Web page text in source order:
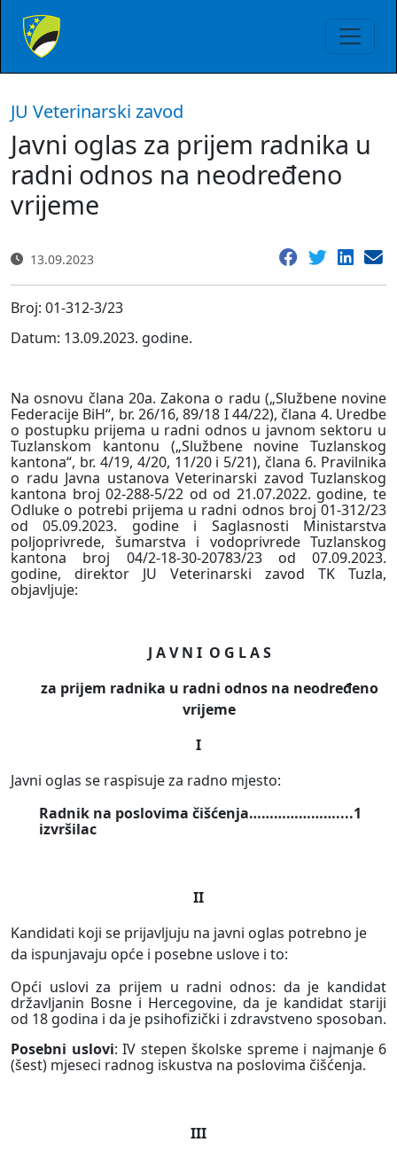
JU Veterinarski zavod
Javni oglas za prijem radnika u
radni odnos na neodređeno
vrijeme
13.09.2023
Broj: 01-312-3/23
Datum: 13.09.2023. godine.
Na osnovu člana 20a. Zakona o radu („Službene novine
Federacije BiH“, br. 26/16, 89/18 I 44/22), člana 4. Uredbe
o postupku prijema u radni odnos u javnom sektoru u
Tuzlanskom kantonu („Službene novine Tuzlanskog
kantona“, br. 4/19, 4/20, 11/20 i 5/21), člana 6. Pravilnika
o radu Javna ustanova Veterinarski zavod Tuzlanskog
kantona broj 02-288-5/22 od od 21.07.2022. godine, te
Odluke o potrebi prijema u radni odnos broj 01-312/23
od 05.09.2023. godine i Saglasnosti Ministarstva
poljoprivrede, šumarstva i vodoprivrede Tuzlanskog
kantona broj 04/2-18-30-20783/23 od 07.09.2023.
godine, direktor JU Veterinarski zavod TK Tuzla,
objavljuje:
J A V N I O G L A S
za prijem radnika u radni odnos na neodređeno
vrijeme
I
Javni oglas se raspisuje za radno mjesto:
Radnik na poslovima čišćenja…………………....1
izvršilac
II
Kandidati koji se prijavljuju na javni oglas potrebno je
da ispunjavaju opće i posebne uslove i to:
Opći uslovi za prijem u radni odnos: da je kandidat
državljanin Bosne i Hercegovine, da je kandidat stariji
od 18 godina i da je psihofizički i zdravstveno sposoban.
Posebni uslovi: IV stepen školske spreme i najmanje 6
(šest) mjeseci radnog iskustva na poslovima čišćenja.
III